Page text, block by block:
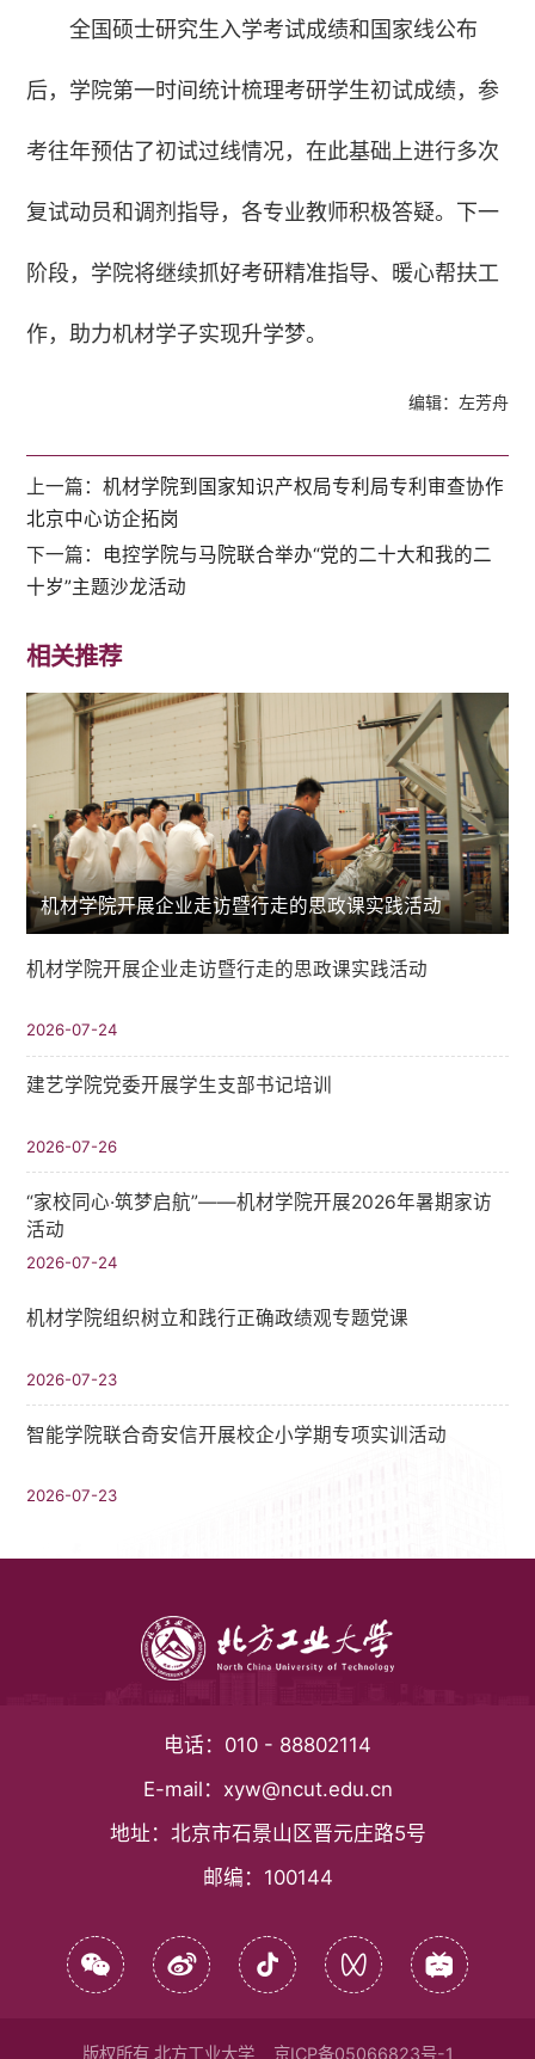
全国硕士研究生入学考试成绩和国家线公布
后，学院第一时间统计梳理考研学生初试成绩，参
考往年预估了初试过线情况，在此基础上进行多次
复试动员和调剂指导，各专业教师积极答疑。下一
阶段，学院将继续抓好考研精准指导、暖心帮扶工
作，助力机材学子实现升学梦。
编辑：左芳舟
上一篇：机材学院到国家知识产权局专利局专利审查协作
北京中心访企拓岗
下一篇： 电控学院与马院联合举办“党的二十大和我的二
十岁”主题沙龙活动
相关推荐
机材学院开展企业走访暨行走的思政课实践活动
机材学院开展企业走访暨行走的思政课实践活动
2026-07-24
建艺学院党委开展学生支部书记培训
2026-07-26
“家校同心·筑梦启航”——机材学院开展2026年暑期家访
活动
2026-07-24
机材学院组织树立和践行正确政绩观专题党课
2026-07-23
智能学院联合奇安信开展校企小学期专项实训活动
2026-07-23
电话： 010 - 88802114
E-mail： xyw@ncut.edu.cn
地址： 北京市石景山区晋元庄路5号
邮编： 100144
版权所有 北方工业大学 京ICP备05066823号-1